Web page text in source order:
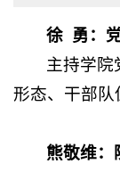
徐 勇：
主持学院
形态、干部队
熊敬维：